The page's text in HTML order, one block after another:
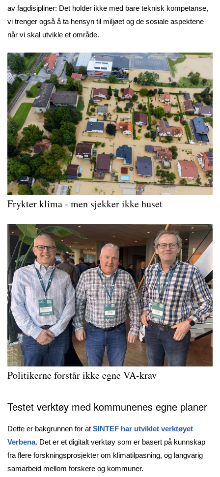
av fagdisipliner: Det holder ikke med bare teknisk kompetanse,
vi trenger også å ta hensyn til miljøet og de sosiale aspektene
når vi skal utvikle et område.
Frykter klima - men sjekker ikke huset
Politikerne forstår ikke egne VA-krav
Testet verktøy med kommunenes egne planer
Dette er bakgrunnen for at SINTEF har utviklet verktøyet
Verbena. Det er et digitalt verktøy som er basert på kunnskap
fra flere forskningsprosjekter om klimatilpasning, og langvarig
samarbeid mellom forskere og kommuner.